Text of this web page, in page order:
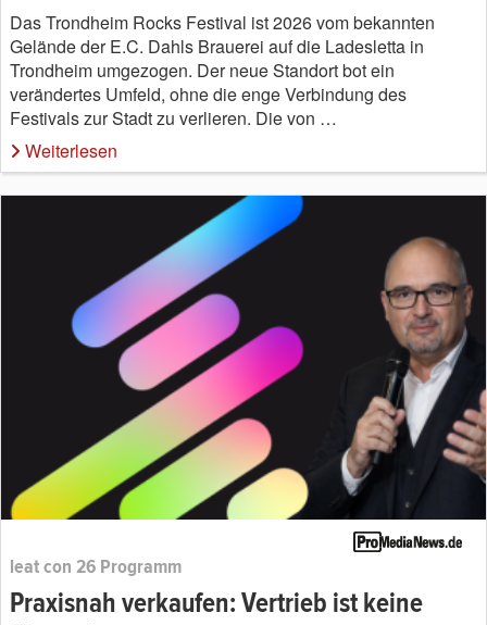
Das Trondheim Rocks Festival ist 2026 vom bekannten
Gelände der E.C. Dahls Brauerei auf die Ladesletta in
Trondheim umgezogen. Der neue Standort bot ein
verändertes Umfeld, ohne die enge Verbindung des
Festivals zur Stadt zu verlieren. Die von …
Weiterlesen
leat con 26 Programm
Praxisnah verkaufen: Vertrieb ist keine